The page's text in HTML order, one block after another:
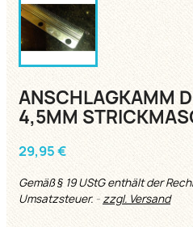
ANSCHLAGKAMM
4,5MM
29,95 €
Gemäß § 19 UStG enthält der
Umsatzsteuer.
zzgl. Versand